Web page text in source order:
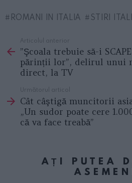
ROMANI IN ITALIA STIRI
more
Articolul anterior
”Şcoala trebuie să-i
părinții lor”, delirul unui
direct, la TV
Următorul articol
Cât câştigă muncitorii
„Un sudor poate cere
că va face treabă”
AȚI PUTEA